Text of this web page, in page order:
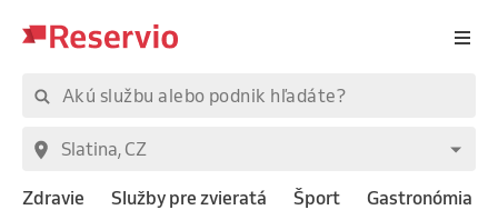
Zdravie Služby pre zvieratá Šport Gastronómia